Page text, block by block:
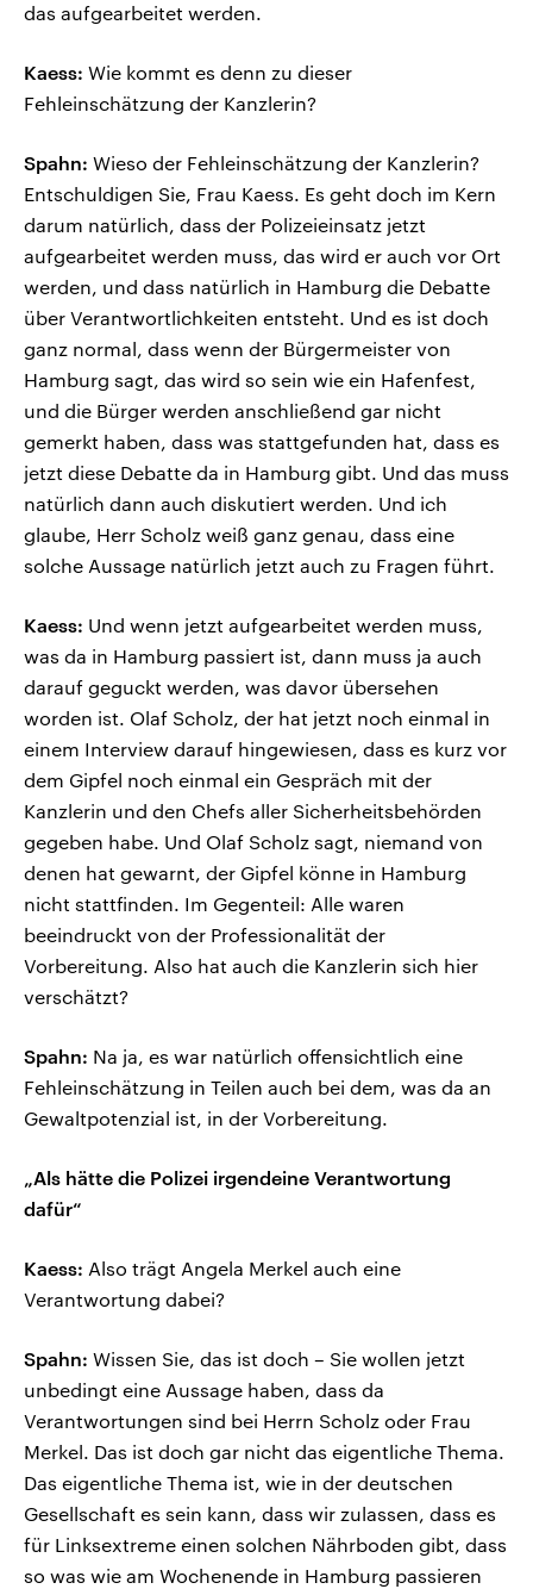
das aufgearbeitet werden.
Kaess: Wie kommt es denn zu dieser
Fehleinschätzung der Kanzlerin?
Spahn: Wieso der Fehleinschätzung der Kanzlerin?
Entschuldigen Sie, Frau Kaess. Es geht doch im Kern
darum natürlich, dass der Polizeieinsatz jetzt
aufgearbeitet werden muss, das wird er auch vor Ort
werden, und dass natürlich in Hamburg die Debatte
über Verantwortlichkeiten entsteht. Und es ist doch
ganz normal, dass wenn der Bürgermeister von
Hamburg sagt, das wird so sein wie ein Hafenfest,
und die Bürger werden anschließend gar nicht
gemerkt haben, dass was stattgefunden hat, dass es
jetzt diese Debatte da in Hamburg gibt. Und das muss
natürlich dann auch diskutiert werden. Und ich
glaube, Herr Scholz weiß ganz genau, dass eine
solche Aussage natürlich jetzt auch zu Fragen führt.
Kaess: Und wenn jetzt aufgearbeitet werden muss,
was da in Hamburg passiert ist, dann muss ja auch
darauf geguckt werden, was davor übersehen
worden ist. Olaf Scholz, der hat jetzt noch einmal in
einem Interview darauf hingewiesen, dass es kurz vor
dem Gipfel noch einmal ein Gespräch mit der
Kanzlerin und den Chefs aller Sicherheitsbehörden
gegeben habe. Und Olaf Scholz sagt, niemand von
denen hat gewarnt, der Gipfel könne in Hamburg
nicht stattfinden. Im Gegenteil: Alle waren
beeindruckt von der Professionalität der
Vorbereitung. Also hat auch die Kanzlerin sich hier
verschätzt?
Spahn: Na ja, es war natürlich offensichtlich eine
Fehleinschätzung in Teilen auch bei dem, was da an
Gewaltpotenzial ist, in der Vorbereitung.
„Als hätte die Polizei irgendeine Verantwortung
dafür“
Kaess: Also trägt Angela Merkel auch eine
Verantwortung dabei?
Spahn: Wissen Sie, das ist doch – Sie wollen jetzt
unbedingt eine Aussage haben, dass da
Verantwortungen sind bei Herrn Scholz oder Frau
Merkel. Das ist doch gar nicht das eigentliche Thema.
Das eigentliche Thema ist, wie in der deutschen
Gesellschaft es sein kann, dass wir zulassen, dass es
für Linksextreme einen solchen Nährboden gibt, dass
so was wie am Wochenende in Hamburg passieren